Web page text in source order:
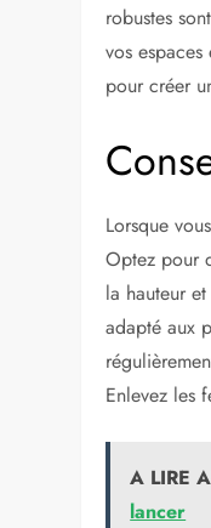
robustes
vos
pour créer
Lorsque
Optez pour
la hauteur
adapté aux
Enlevez les
A LIRE
lancer